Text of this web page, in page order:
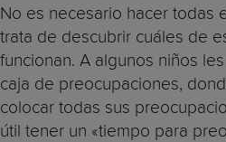
No es necesario hacer todas
trata de descubrir cuáles de
funcionan. A algunos niños
caja de preocupaciones,
colocar todas sus
útil tener un «tiempo para